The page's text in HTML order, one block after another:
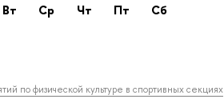
вт ср чт пт сб
по физической культуре в спортивных секциях